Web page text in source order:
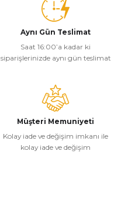
Aynı Gün Teslimat
Saat 16:00’a kadar ki
siparişlerinizde aynı gün teslimat
Müşteri Memuniyeti
Kolay iade ve değişim imkanı ile
kolay iade ve değişim